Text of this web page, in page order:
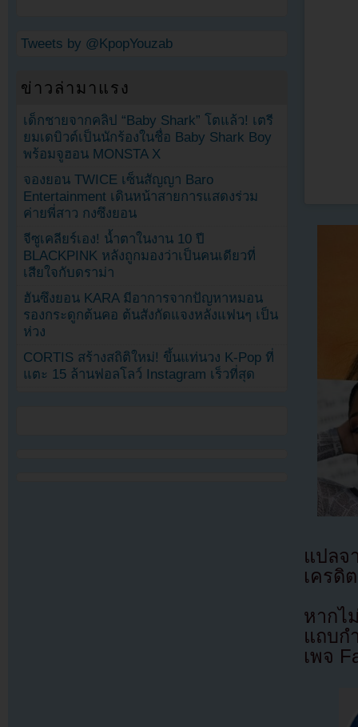
แปล
เครดิ
หากไ
แถบก
เพจ
Tweets by @KpopYouzab
ข่าวล่ามาแรง
เด็กชายจากคลิป “Baby Shark” โตแล้ว! เตรี
ยมเดบิวต์เป็นนักร้องในชื่อ Baby Shark Boy
พร้อมจูฮอน MONSTA X
จองยอน TWICE เซ็นสัญญา Baro
Entertainment เดินหน้าสายการแสดงร่วม
ค่ายพี่สาว กงซึงยอน
จีซูเคลียร์เอง! น้ำตาในงาน 10 ปี
BLACKPINK หลังถูกมองว่าเป็นคนเดียวที่
เสียใจกับดราม่า
ฮันซึงยอน KARA มีอาการจากปัญหาหมอน
รองกระดูกต้นคอ ต้นสังกัดแจงหลังแฟนๆ เป็น
ห่วง
CORTIS สร้างสถิติใหม่! ขึ้นแท่นวง K-Pop ที่
แตะ 15 ล้านฟอลโลว์ Instagram เร็วที่สุด